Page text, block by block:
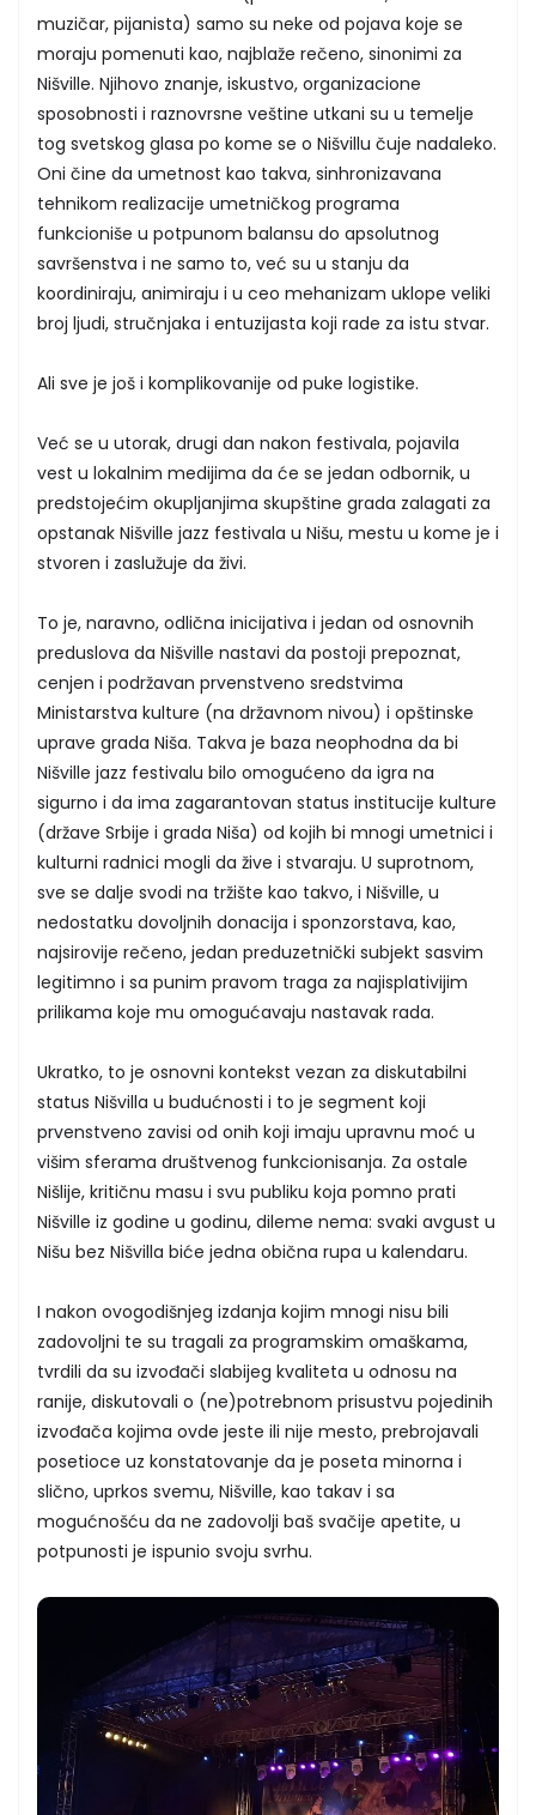
muzičar, pijanista) samo su neke od pojava koje se
moraju pomenuti kao, najblaže rečeno, sinonimi za
Nišville. Njihovo znanje, iskustvo, organizacione
sposobnosti i raznovrsne veštine utkani su u temelje
tog svetskog glasa po kome se o Nišvillu čuje nadaleko.
Oni čine da umetnost kao takva, sinhronizavana
tehnikom realizacije umetničkog programa
funkcioniše u potpunom balansu do apsolutnog
savršenstva i ne samo to, već su u stanju da
koordiniraju, animiraju i u ceo mehanizam uklope veliki
broj ljudi, stručnjaka i entuzijasta koji rade za istu stvar.
Ali sve je još i komplikovanije od puke logistike.
Već se u utorak, drugi dan nakon festivala, pojavila
vest u lokalnim medijima da će se jedan odbornik, u
predstojećim okupljanjima skupštine grada zalagati za
opstanak Nišville jazz festivala u Nišu, mestu u kome je i
stvoren i zaslužuje da živi.
To je, naravno, odlična inicijativa i jedan od osnovnih
preduslova da Nišville nastavi da postoji prepoznat,
cenjen i podržavan prvenstveno sredstvima
Ministarstva kulture (na državnom nivou) i opštinske
uprave grada Niša. Takva je baza neophodna da bi
Nišville jazz festivalu bilo omogućeno da igra na
sigurno i da ima zagarantovan status institucije kulture
(države Srbije i grada Niša) od kojih bi mnogi umetnici i
kulturni radnici mogli da žive i stvaraju. U suprotnom,
sve se dalje svodi na tržište kao takvo, i Nišville, u
nedostatku dovoljnih donacija i sponzorstava, kao,
najsirovije rečeno, jedan preduzetnički subjekt sasvim
legitimno i sa punim pravom traga za najisplativijim
prilikama koje mu omogućavaju nastavak rada.
Ukratko, to je osnovni kontekst vezan za diskutabilni
status Nišvilla u budućnosti i to je segment koji
prvenstveno zavisi od onih koji imaju upravnu moć u
višim sferama društvenog funkcionisanja. Za ostale
Nišlije, kritičnu masu i svu publiku koja pomno prati
Nišville iz godine u godinu, dileme nema: svaki avgust u
Nišu bez Nišvilla biće jedna obična rupa u kalendaru.
I nakon ovogodišnjeg izdanja kojim mnogi nisu bili
zadovoljni te su tragali za programskim omaškama,
tvrdili da su izvođači slabijeg kvaliteta u odnosu na
ranije, diskutovali o (ne)potrebnom prisustvu pojedinih
izvođača kojima ovde jeste ili nije mesto, prebrojavali
posetioce uz konstatovanje da je poseta minorna i
slično, uprkos svemu, Nišville, kao takav i sa
mogućnošću da ne zadovolji baš svačije apetite, u
potpunosti je ispunio svoju svrhu.